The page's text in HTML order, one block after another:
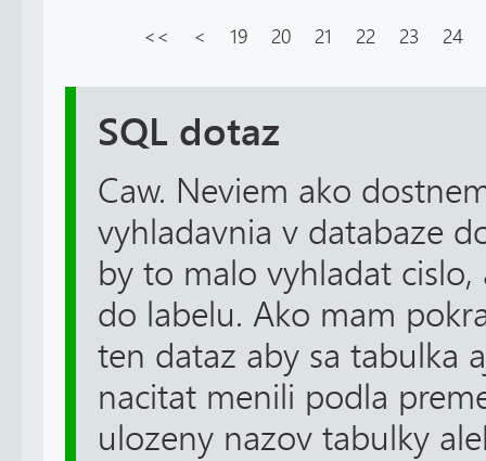
<< < 19 20 21 22 23 24
SQL dotaz
Caw. Neviem ako
vyhladavnia v databaze
by to malo vyhladat
do labelu. Ako mam
ten dataz aby sa tabulka
nacitat menili podla
ulozeny nazov tabulky